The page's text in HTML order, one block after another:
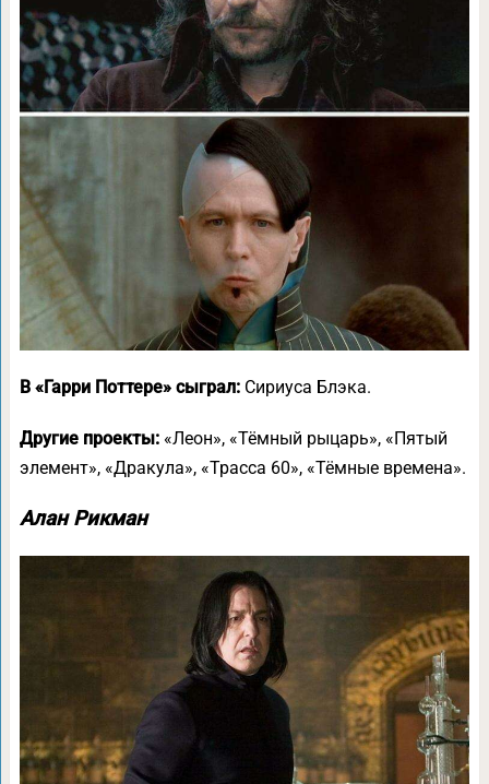
В «Гарри Поттере» сыграл:Сириуса Блэка.
Другие проекты:«Леон», «Тёмный рыцарь», «Пятый
элемент», «Дракула», «Трасса 60», «Тёмные времена».
Алан Рикман